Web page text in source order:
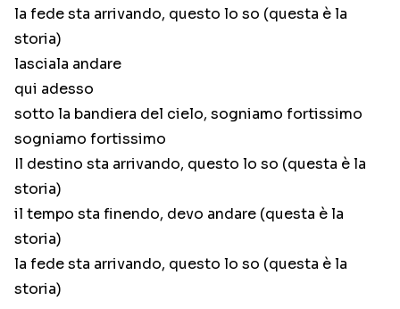
la fede sta arrivando, questo lo so (questa è la
storia)
lasciala andare
qui adesso
sotto la bandiera del cielo, sogniamo fortissimo
sogniamo fortissimo
Il destino sta arrivando, questo lo so (questa è la
storia)
il tempo sta finendo, devo andare (questa è la
storia)
la fede sta arrivando, questo lo so (questa è la
storia)